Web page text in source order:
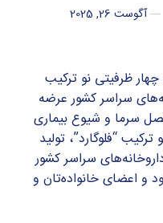
آگوست 26, 2025
ظرفیتی نو ترکیب
سراسر کشور عرضه
سرما و شیوع بیماری
“فلوگارد”، تولید
سراسر کشور
اعضای خانواده‌تان و